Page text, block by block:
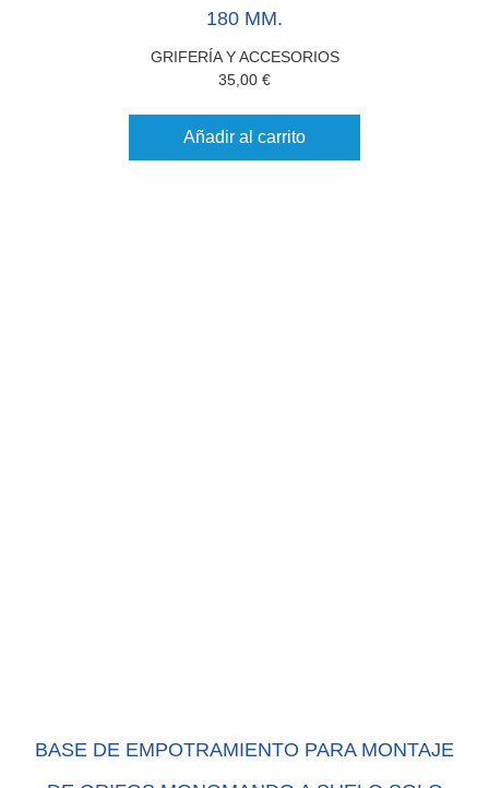
180 MM.
GRIFERÍA Y ACCESORIOS
35,00 €
Añadir al carrito
BASE DE EMPOTRAMIENTO PARA MONTAJE